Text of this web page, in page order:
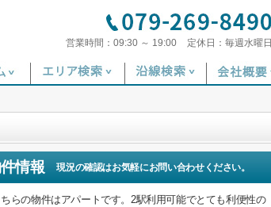
営業時間： 09:30 ～ 19:00 定休日： 毎週水曜日
情報 現況の確認はお気軽にお問い合わせください。
らの物件はアパートです。2駅利用可能でとても利便性の